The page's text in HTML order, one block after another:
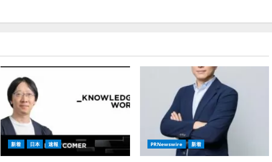
新着 日本 速報 PRNewswire 新着